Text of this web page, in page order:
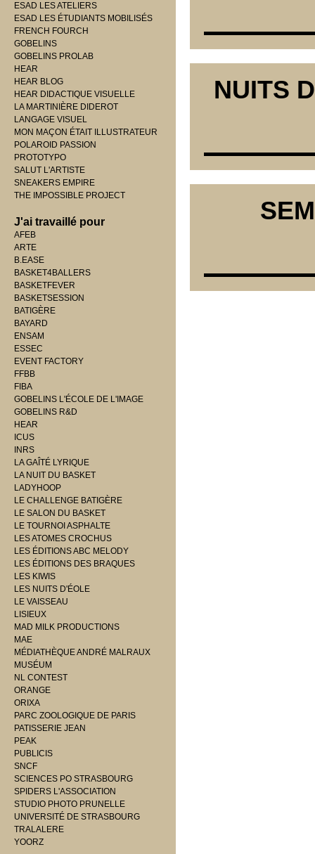
NUITS
ESAD LES ATELIERS
ESAD LES ÉTUDIANTS MOBILISÉS
FRENCH FOURCH
GOBELINS
GOBELINS PROLAB
HEAR
HEAR BLOG
HEAR DIDACTIQUE VISUELLE
LA MARTINIÈRE DIDEROT
LANGAGE VISUEL
MON MAÇON ÉTAIT ILLUSTRATEUR
POLAROID PASSION
PROTOTYPO
SALUT L'ARTISTE
SNEAKERS EMPIRE
THE IMPOSSIBLE PROJECT
J'ai travaillé pour
AFEB
ARTE
B.EASE
BASKET4BALLERS
BASKETFEVER
BASKETSESSION
BATIGÈRE
BAYARD
ENSAM
ESSEC
EVENT FACTORY
FFBB
FIBA
GOBELINS L'ÉCOLE DE L'IMAGE
GOBELINS R&D
HEAR
ICUS
INRS
LA GAÎTÉ LYRIQUE
LA NUIT DU BASKET
LADYHOOP
LE CHALLENGE BATIGÈRE
LE SALON DU BASKET
LE TOURNOI ASPHALTE
LES ATOMES CROCHUS
LES ÉDITIONS ABC MELODY
LES ÉDITIONS DES BRAQUES
LES KIWIS
LES NUITS D'ÉOLE
LE VAISSEAU
LISIEUX
MAD MILK PRODUCTIONS
MAE
MÉDIATHÈQUE ANDRÉ MALRAUX
MUSÉUM
NL CONTEST
ORANGE
ORIXA
PARC ZOOLOGIQUE DE PARIS
PATISSERIE JEAN
PEAK
PUBLICIS
SNCF
SCIENCES PO STRASBOURG
SPIDERS L'ASSOCIATION
STUDIO PHOTO PRUNELLE
UNIVERSITÉ DE STRASBOURG
TRALALERE
YOORZ